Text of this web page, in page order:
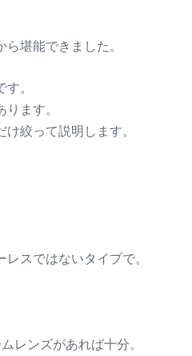
堪能できました。
。
ます。
絞って説明します。
スではないタイプで。
レンズがあれば十分。